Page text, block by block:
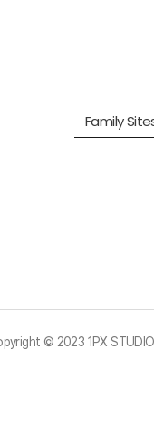
© 2023 1PX